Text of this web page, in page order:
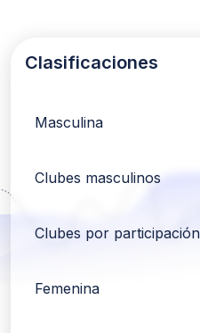
Clasificaciones
Masculina
Clubes masculinos
Clubes por participación
Femenina